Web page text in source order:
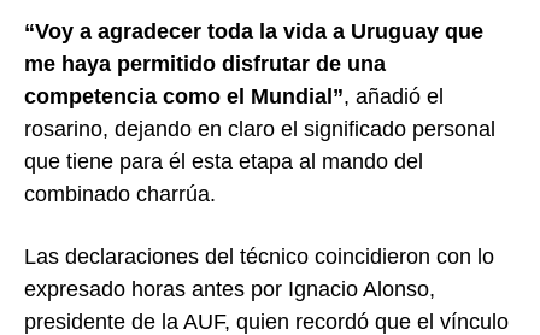
“Voy a agradecer toda la vida a Uruguay que
me haya permitido disfrutar de una
competencia como el Mundial”, añadió el
rosarino, dejando en claro el significado personal
que tiene para él esta etapa al mando del
combinado charrúa.
Las declaraciones del técnico coincidieron con lo
expresado horas antes por Ignacio Alonso,
presidente de la AUF, quien recordó que el vínculo